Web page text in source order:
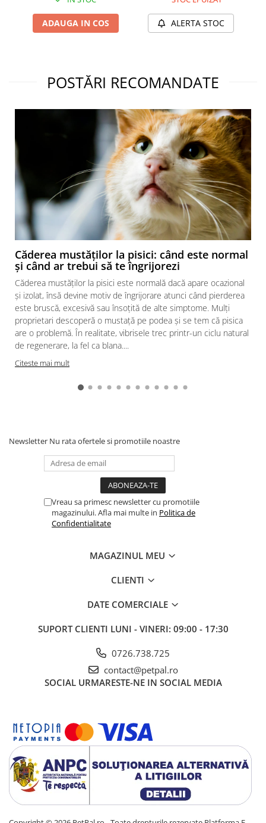
ADAUGA IN COS ALERTA STOC
POSTĂRI RECOMANDATE
Căderea mustăților la pisici: când este normal
și când ar trebui să te îngrijorezi
Căderea mustăților la pisici este normală dacă apare ocazional
și izolat, însă devine motiv de îngrijorare atunci când pierderea
este bruscă, excesivă sau însoțită de alte simptome. Mulți
proprietari descoperă o mustață pe podea și se tem că pisica
are o problemă. În realitate, vibrisele trec printr-un ciclu natural
de regenerare, la fel ca blana....
Citeste mai mult
Newsletter Nu rata ofertele si promotiile noastre
Vreau sa primesc newsletter cu promotiile
magazinului. Afla mai multe in Politica de
Confidentialitate
MAGAZINUL MEU
CLIENTI
DATE COMERCIALE
SUPORT CLIENTI LUNI - VINERI: 09:00 - 17:30
0726.738.725
contact@petpal.ro
SOCIAL URMARESTE-NE IN SOCIAL MEDIA